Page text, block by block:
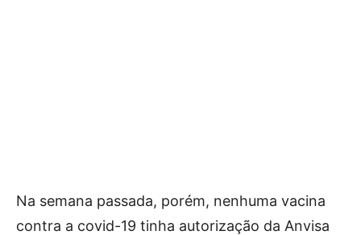
Na semana passada, porém, nenhuma vacina
contra a covid-19 tinha autorização da Anvisa